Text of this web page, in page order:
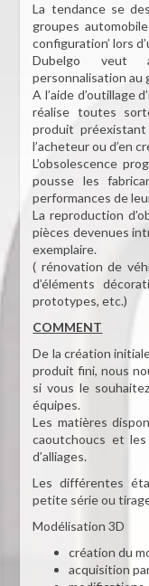
La tendance se
groupes
configuration’ lors
Dubelgo veut
personnalisation au
A l’aide d’outillage
réalise toutes
produit
l’acheteur ou d’en
L’obsolescence
pousse les
performances de
La reproduction
pièces devenues
exemplaire.
( rénovation de
d’éléments
prototypes, etc.)
COMMENT
De la création
produit fini, nous
si vous le
équipes.
Les matières
caoutchoucs et les
d’alliages.
Les différentes
petite série ou
Modélisation 3D
création du
acquisition